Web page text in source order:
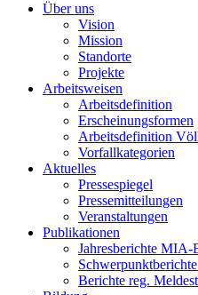
Über uns
Vision
Mission
Standorte
Projekte
Arbeitsweisen
Arbeitsdefinition
Erscheinungsformen
Arbeitsdefinition
Vorfallkategorien
Aktuelles
Pressespiegel
Pressemitteilungen
Veranstaltungen
Publikationen
Jahresberichte MIA-
Berichte reg.